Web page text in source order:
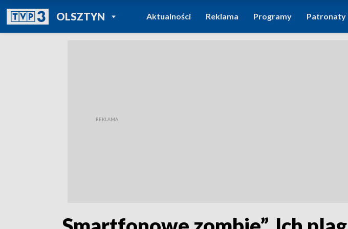
OLSZTYNPOWRÓT DO
TVP REGIONY
Aktualności Reklama Programy Patronaty